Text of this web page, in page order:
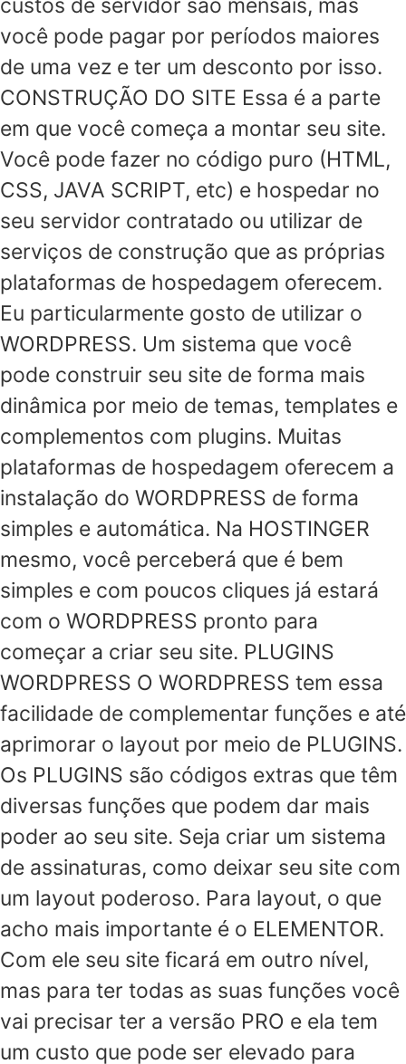
custos de servidor são mensais, mas
você pode pagar por períodos maiores
de uma vez e ter um desconto por isso.
CONSTRUÇÃO DO SITE Essa é a parte
em que você começa a montar seu site.
Você pode fazer no código puro (HTML,
CSS, JAVA SCRIPT, etc) e hospedar no
seu servidor contratado ou utilizar de
serviços de construção que as próprias
plataformas de hospedagem oferecem.
Eu particularmente gosto de utilizar o
WORDPRESS. Um sistema que você
pode construir seu site de forma mais
dinâmica por meio de temas, templates e
complementos com plugins. Muitas
plataformas de hospedagem oferecem a
instalação do WORDPRESS de forma
simples e automática. Na HOSTINGER
mesmo, você perceberá que é bem
simples e com poucos cliques já estará
com o WORDPRESS pronto para
começar a criar seu site. PLUGINS
WORDPRESS O WORDPRESS tem essa
facilidade de complementar funções e até
aprimorar o layout por meio de PLUGINS.
Os PLUGINS são códigos extras que têm
diversas funções que podem dar mais
poder ao seu site. Seja criar um sistema
de assinaturas, como deixar seu site com
um layout poderoso. Para layout, o que
acho mais importante é o ELEMENTOR.
Com ele seu site ficará em outro nível,
mas para ter todas as suas funções você
vai precisar ter a versão PRO e ela tem
um custo que pode ser elevado para